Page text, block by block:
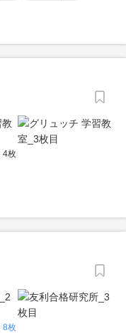
4枚
8枚